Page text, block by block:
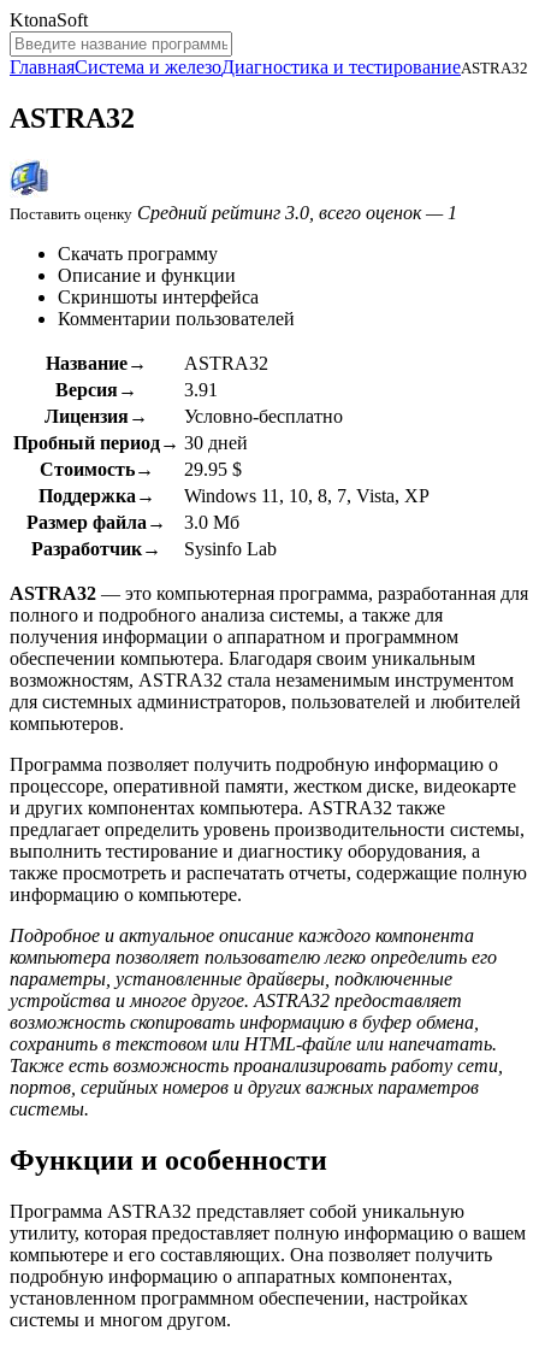
KtonaSoft
ГлавнаяСистема и железоДиагностика и тестированиеASTRA32
ASTRA32
Поставить оценку Средний рейтинг 3.0, всего оценок — 1
Скачать программу
Описание и функции
Скриншоты интерфейса
Комментарии пользователей
Название→
ASTRA32
Версия→
3.91
Лицензия→
Условно-бесплатно
Пробный период→ 30 дней
Стоимость→
29.95 $
Поддержка→
Windows 11, 10, 8, 7, Vista, XP
Размер файла→
3.0 Мб
Разработчик→
Sysinfo Lab
ASTRA32 — это компьютерная программа, разработанная для
полного и подробного анализа системы, а также для
получения информации о аппаратном и программном
обеспечении компьютера. Благодаря своим уникальным
возможностям, ASTRA32 стала незаменимым инструментом
для системных администраторов, пользователей и любителей
компьютеров.
Программа позволяет получить подробную информацию о
процессоре, оперативной памяти, жестком диске, видеокарте
и других компонентах компьютера. ASTRA32 также
предлагает определить уровень производительности системы,
выполнить тестирование и диагностику оборудования, а
также просмотреть и распечатать отчеты, содержащие полную
информацию о компьютере.
Подробное и актуальное описание каждого компонента
компьютера позволяет пользователю легко определить его
параметры, установленные драйверы, подключенные
устройства и многое другое. ASTRA32 предоставляет
возможность скопировать информацию в буфер обмена,
сохранить в текстовом или HTML-файле или напечатать.
Также есть возможность проанализировать работу сети,
портов, серийных номеров и других важных параметров
системы.
Функции и особенности
Программа ASTRA32 представляет собой уникальную
утилиту, которая предоставляет полную информацию о вашем
компьютере и его составляющих. Она позволяет получить
подробную информацию о аппаратных компонентах,
установленном программном обеспечении, настройках
системы и многом другом.